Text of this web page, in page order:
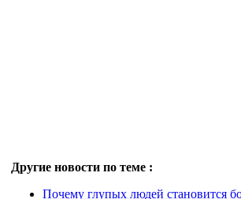
Другие новости по теме :
Почему глупых людей становится